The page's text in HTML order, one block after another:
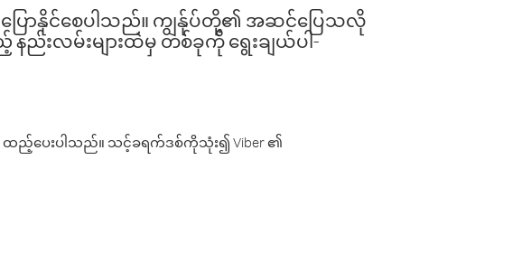
ပြောနိုင်စေပါသည်။ ကျွန်ုပ်တို့၏ အဆင်ပြေသလို
နည်းလမ်းများထဲမှ တစ်ခုကို ရွေးချယ်ပါ-
ပေးပါသည်။ သင့်ခရက်ဒစ်ကိုသုံး၍ Viber ၏